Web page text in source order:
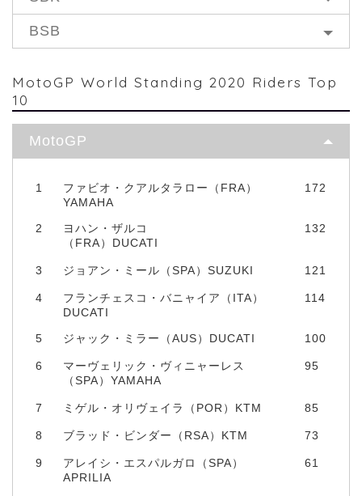
BSB
MotoGP World Standing 2020 Riders Top
10
MotoGP
1
ファビオ・クアルタラロー（FRA）
YAMAHA
172
2
ヨハン・ザルコ
（FRA）DUCATI
132
3 ジョアン・ミール（SPA）SUZUKI 121
4
フランチェスコ・バニャイア（ITA）
DUCATI
114
5 ジャック・ミラー（AUS）DUCATI 100
6
マーヴェリック・ヴィニャーレス
（SPA）YAMAHA
95
7 ミゲル・オリヴェイラ（POR）KTM 85
8 ブラッド・ビンダー（RSA）KTM 73
9
アレイシ・エスパルガロ（SPA）
APRILIA
61